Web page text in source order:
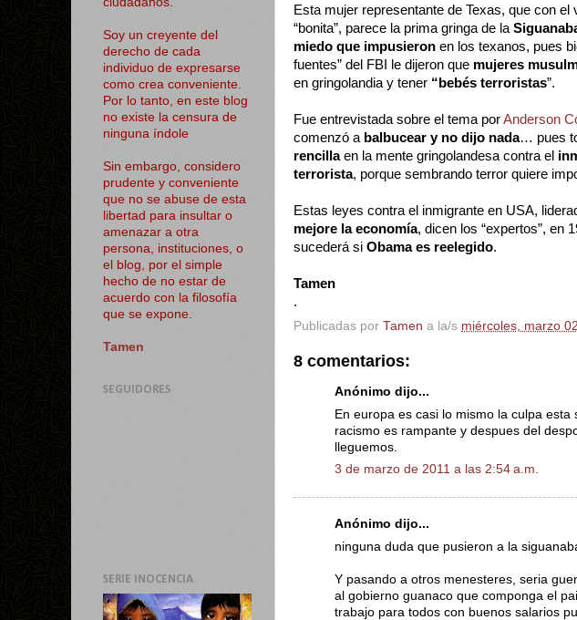
Esta mujer representante de Texas, que con el
“bonita”, parece la prima gringa de la
miedo que impusieron en los texanos, pues
fuentes” del FBI le dijeron que mujeres
en gringolandia y tener “bebés terroristas”.
Fue entrevistada sobre el tema porAnderson
comenzó a balbucear y no dijo nada… pues
rencillaen la mente gringolandesa contra el
terrorista, porque sembrando terror quiere
Estas leyes contra el inmigrante en USA,
mejore la economía, dicen los “expertos”, en
sucederá si Obama es reelegido.
Tamen
.
Publicadas por Tamen a la/s miércoles, marzo
8 comentarios:
Anónimo dijo...
En europa es casi lo mismo la culpa
racismo es rampante y despues del
lleguemos.
3 de marzo de 2011 a las 2:54 a.m.
Anónimo dijo...
ninguna duda que pusieron a la
Y pasando a otros menesteres, seria
al gobierno guanaco que componga el
trabajo para todos con buenos salarios
Soy un creyente del
derecho de cada
individuo de expresarse
como crea conveniente.
Por lo tanto, en este blog
no existe la censura de
ninguna índole
Sin embargo, considero
prudente y conveniente
que no se abuse de esta
libertad para insultar o
amenazar a otra
persona, instituciones, o
el blog, por el simple
hecho de no estar de
acuerdo con la filosofía
que se expone.
Tamen
SEGUIDORES
SERIE INOCENCIA